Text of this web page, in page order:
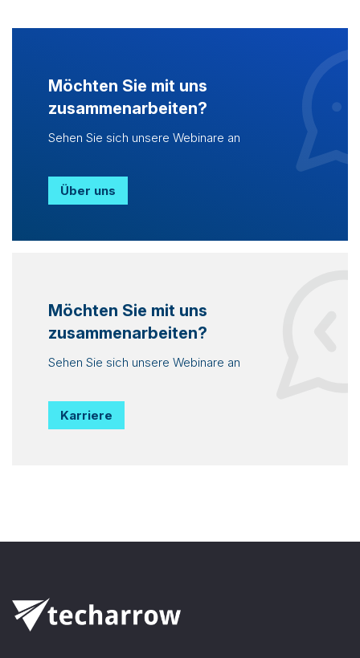
Möchten Sie mit uns
zusammenarbeiten?
Sehen Sie sich unsere Webinare an
Über uns
Möchten Sie mit uns
zusammenarbeiten?
Sehen Sie sich unsere Webinare an
Karriere